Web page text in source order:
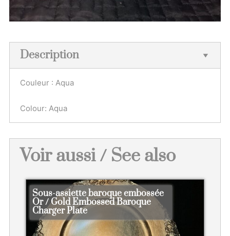
Description
Couleur : Aqua
Colour: Aqua
Voir aussi / See also
Sous-assiette baroque embossée
Or / Gold Embossed Baroque
Charger Plate